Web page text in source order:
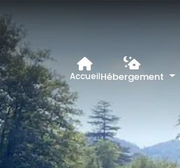
AccueilHébergement